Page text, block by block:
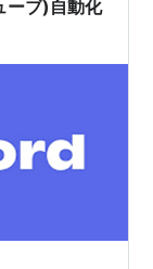
ーブ)自動化